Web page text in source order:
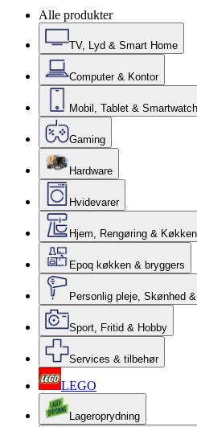
Alle produkter
TV, Lyd & Smart Home
Computer & Kontor
Mobil, Tablet & Smartwatch
Gaming
Hardware
Hvidevarer
Hjem, Rengøring &
Epoq køkken & bryggers
Personlig pleje, Skønhed
Sport, Fritid & Hobby
Services & tilbehør
LEGO
Lageroprydning